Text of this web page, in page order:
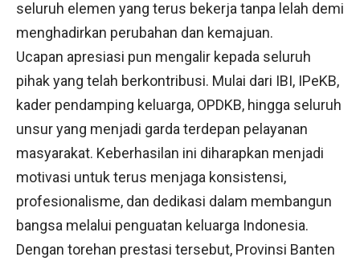
seluruh elemen yang terus bekerja tanpa lelah demi
menghadirkan perubahan dan kemajuan.
Ucapan apresiasi pun mengalir kepada seluruh
pihak yang telah berkontribusi. Mulai dari IBI, IPeKB,
kader pendamping keluarga, OPDKB, hingga seluruh
unsur yang menjadi garda terdepan pelayanan
masyarakat. Keberhasilan ini diharapkan menjadi
motivasi untuk terus menjaga konsistensi,
profesionalisme, dan dedikasi dalam membangun
bangsa melalui penguatan keluarga Indonesia.
Dengan torehan prestasi tersebut, Provinsi Banten